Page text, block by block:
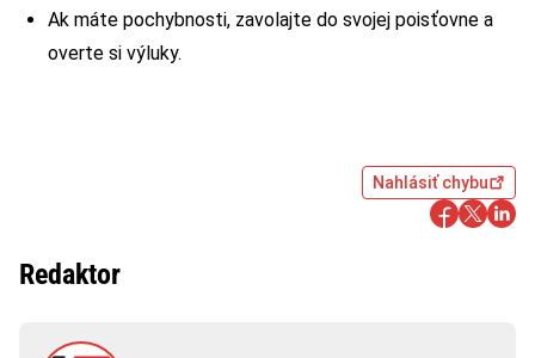
Ak máte pochybnosti, zavolajte do svojej poisťovne a
overte si výluky.
Nahlásiť chybu
Redaktor